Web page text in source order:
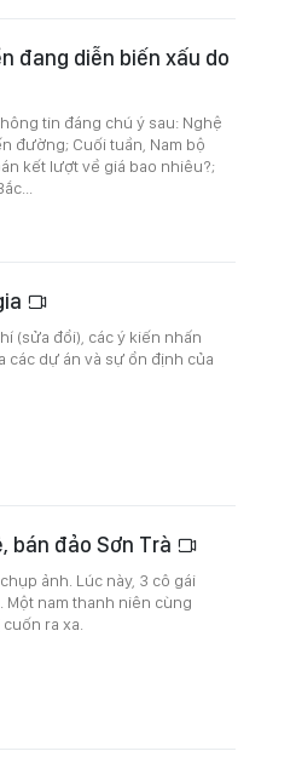
đang diễn biến xấu do
tin đáng chú ý sau: Nghệ
đường; Cuối tuần, Nam bộ
kết lượt về giá bao nhiêu?;
(sửa đổi), các ý kiến nhấn
các dự án và sự ổn định của
bán đảo Sơn Trà
ảnh. Lúc này, 3 cô gái
nam thanh niên cùng
ra xa.